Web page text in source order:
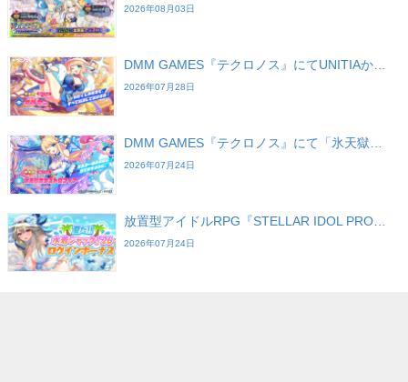
2026年08月03日
DMM GAMES『テクロノス』にてUNITIAか…
2026年07月28日
DMM GAMES『テクロノス』にて「氷天獄…
2026年07月24日
放置型アイドルRPG『STELLAR IDOL PRO…
2026年07月24日